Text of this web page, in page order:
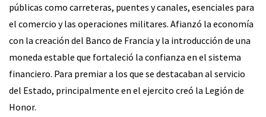
públicas como carreteras, puentes y canales, esenciales para
el comercio y las operaciones militares. Afianzó la economía
con la creación del Banco de Francia y la introducción de una
moneda estable que fortaleció la confianza en el sistema
financiero. Para premiar a los que se destacaban al servicio
del Estado, principalmente en el ejercito creó la Legión de
Honor.